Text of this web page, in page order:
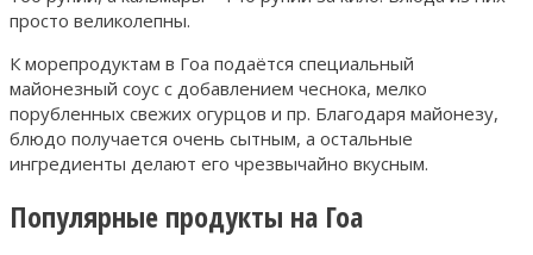
просто великолепны.
К морепродуктам в Гоа подаётся специальный
майонезный соус с добавлением чеснока, мелко
порубленных свежих огурцов и пр. Благодаря майонезу,
блюдо получается очень сытным, а остальные
ингредиенты делают его чрезвычайно вкусным.
Популярные продукты на Гоа